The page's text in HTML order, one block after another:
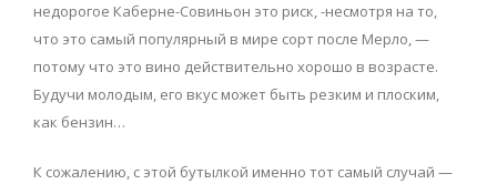
недорогое Каберне-Совиньон это риск, -несмотря на то,
что это самый популярный в мире сорт после Мерло, —
потому что это вино действительно хорошо в возрасте.
Будучи молодым, его вкус может быть резким и плоским,
как бензин…
К сожалению, с этой бутылкой именно тот самый случай —